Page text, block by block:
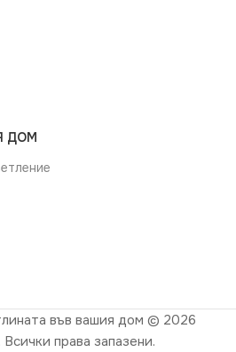
ДОМ
във вашия дом © 2026
права запазени.